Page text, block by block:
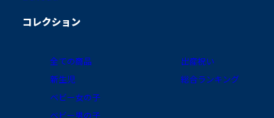
コレクション
全ての商品
新生児
ベビー女の子
ベビー男の子
出産祝い
総合ランキング